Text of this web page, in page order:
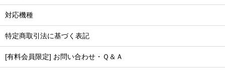
対応機種
特定商取引法に基づく表記
[有料会員限定] お問い合わせ・Ｑ＆Ａ